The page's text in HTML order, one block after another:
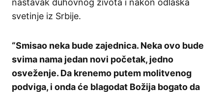
nastavak duhovnog života i nakon odlaska
svetinje iz Srbije.
“Smisao neka bude zajednica. Neka ovo bude
svima nama jedan novi početak, jedno
osveženje. Da krenemo putem molitvenog
podviga, i onda će blagodat Božija bogato da